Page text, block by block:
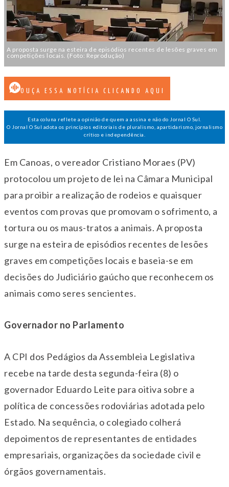
A proposta surge na esteira de episódios recentes de lesões graves em
competições locais. (Foto: Reprodução)
OUÇA ESSA NOTÍCIA CLICANDO AQUI
Esta coluna reflete a opinião de quem a assina e não do Jornal O Sul.
O Jornal O Sul adota os princípios editoriais de pluralismo, apartidarismo, jornalismo
crítico e independência.
Em Canoas, o vereador Cristiano Moraes (PV)
protocolou um projeto de lei na Câmara Municipal
para proibir a realização de rodeios e quaisquer
eventos com provas que promovam o sofrimento, a
tortura ou os maus-tratos a animais. A proposta
surge na esteira de episódios recentes de lesões
graves em competições locais e baseia-se em
decisões do Judiciário gaúcho que reconhecem os
animais como seres sencientes.
Governador no Parlamento
A CPI dos Pedágios da Assembleia Legislativa
recebe na tarde desta segunda-feira (8) o
governador Eduardo Leite para oitiva sobre a
política de concessões rodoviárias adotada pelo
Estado. Na sequência, o colegiado colherá
depoimentos de representantes de entidades
empresariais, organizações da sociedade civil e
órgãos governamentais.